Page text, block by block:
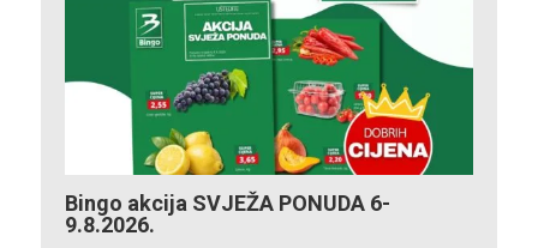
Bingo akcija SVJEŽA PONUDA 6-
9.8.2026.